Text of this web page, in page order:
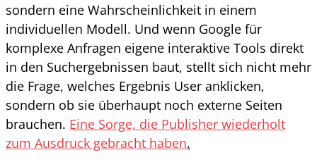
sondern eine Wahrscheinlichkeit in einem
individuellen Modell. Und wenn Google für
komplexe Anfragen eigene interaktive Tools direkt
in den Suchergebnissen baut, stellt sich nicht mehr
die Frage, welches Ergebnis User anklicken,
sondern ob sie überhaupt noch externe Seiten
brauchen. Eine Sorge, die Publisher wiederholt
zum Ausdruck gebracht haben.